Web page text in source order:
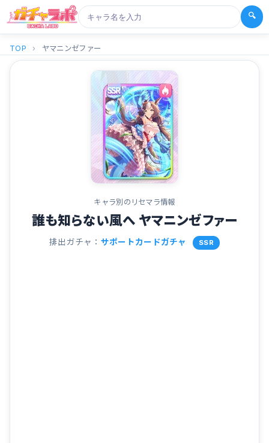
🔍
TOP › ヤマニンゼファー
キャラ別のリセマラ情報
誰も知らない風へ ヤマニンゼファー
排出ガチャ： サポートカードガチャ SSR